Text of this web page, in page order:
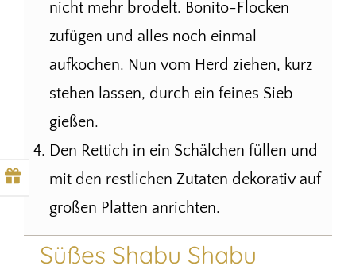
nicht mehr brodelt. Bonito-Flocken
zufügen und alles noch einmal
aufkochen. Nun vom Herd ziehen, kurz
stehen lassen, durch ein feines Sieb
gießen.
Den Rettich in ein Schälchen füllen und
mit den restlichen Zutaten dekorativ auf
großen Platten anrichten.
Süßes Shabu Shabu